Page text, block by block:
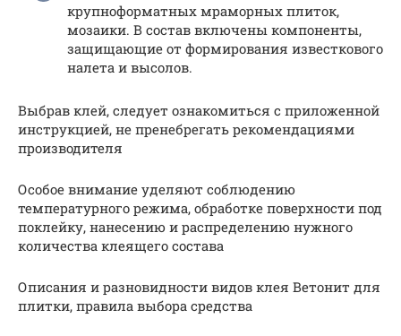
крупноформатных мраморных плиток,
мозаики. В состав включены компоненты,
защищающие от формирования известкового
налета и высолов.
Выбрав клей, следует ознакомиться с приложенной
инструкцией, не пренебрегать рекомендациями
производителя
Особое внимание уделяют соблюдению
температурного режима, обработке поверхности под
поклейку, нанесению и распределению нужного
количества клеящего состава
Описания и разновидности видов клея Ветонит для
плитки, правила выбора средства